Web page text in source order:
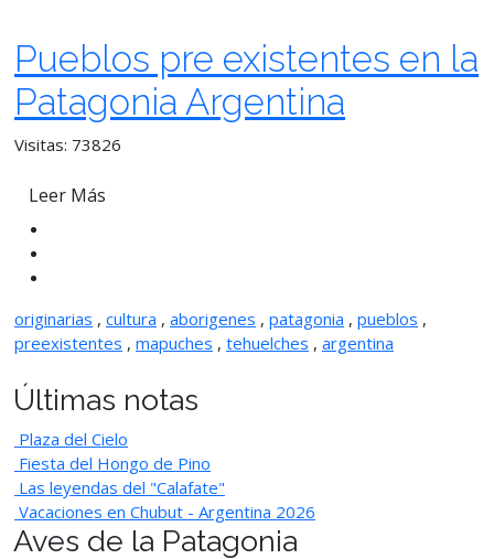
Pueblos pre existentes en la
Patagonia Argentina
Visitas: 73826
Leer Más
originarias , cultura , aborigenes , patagonia , pueblos ,
preexistentes , mapuches , tehuelches , argentina
Últimas notas
Plaza del Cielo
Fiesta del Hongo de Pino
Las leyendas del "Calafate"
Vacaciones en Chubut - Argentina 2026
Aves de la Patagonia